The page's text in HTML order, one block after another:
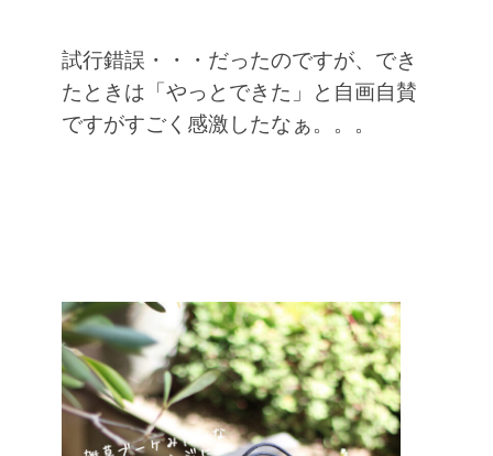
試行錯誤・・・だったのですが、でき
たときは「やっとできた」と自画自賛
ですがすごく感激したなぁ。。。